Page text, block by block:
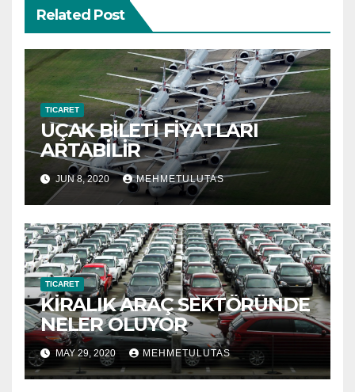
Related Post
TICARET
UÇAK BİLETİ FİYATLARI
ARTABİLİR
JUN 8, 2020 MEHMETULUTAS
TICARET
KİRALIK ARAÇ SEKTÖRÜNDE
NELER OLUYOR
MAY 29, 2020 MEHMETULUTAS